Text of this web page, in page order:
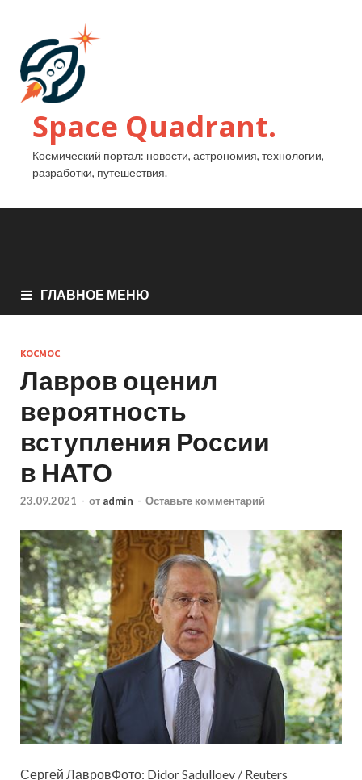
Space Quadrant.
Космический портал: новости, астрономия, технологии,
разработки, путешествия.
ГЛАВНОЕ МЕНЮ
КОСМОС
Лавров оценил
вероятность
вступления России
в НАТО
23.09.2021 - от admin - Оставьте комментарий
Сергей ЛавровФото: Didor Sadulloev / Reuters